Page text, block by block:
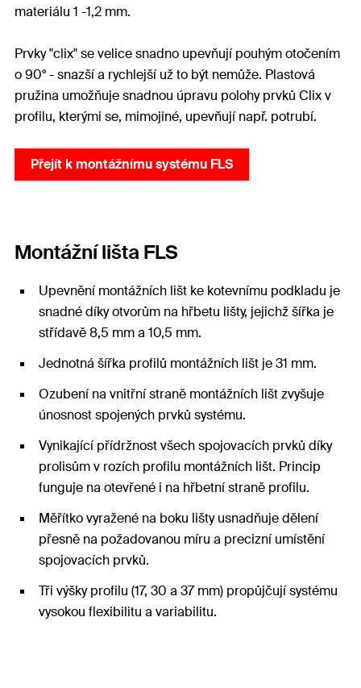
materiálu 1 -1,2 mm.
Prvky "clix" se velice snadno upevňují pouhým otočením
o 90° - snazší a rychlejší už to být nemůže. Plastová
pružina umožňuje snadnou úpravu polohy prvků Clix v
profilu, kterými se, mimojiné, upevňují např. potrubí.
Přejít k montážnímu systému FLS
Montážní lišta FLS
Upevnění montážních lišt ke kotevnímu podkladu je
snadné díky otvorům na hřbetu lišty, jejichž šířka je
střídavě 8,5 mm a 10,5 mm.
Jednotná šířka profilů montážních lišt je 31 mm.
Ozubení na vnitřní straně montážních lišt zvyšuje
únosnost spojených prvků systému.
Vynikající přídržnost všech spojovacích prvků díky
prolisům v rozích profilu montážních lišt. Princip
funguje na otevřené i na hřbetní straně profilu.
Měřítko vyražené na boku lišty usnadňuje dělení
přesně na požadovanou míru a precizní umístění
spojovacích prvků.
Tři výšky profilu (17, 30 a 37 mm) propůjčují systému
vysokou flexibilitu a variabilitu.